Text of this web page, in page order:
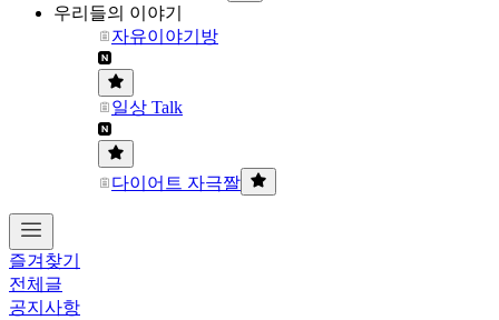
우리들의 이야기
자유이야기방
일상 Talk
다이어트 자극짤
즐겨찾기
전체글
공지사항